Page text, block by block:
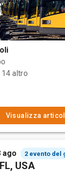
altro
Visualizza
ago 2 evento del
USA